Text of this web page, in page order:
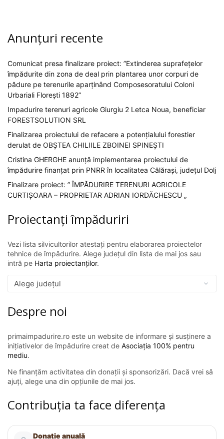
Anunțuri recente
Comunicat presa finalizare proiect: ”Extinderea suprafețelor
împădurite din zona de deal prin plantarea unor corpuri de
pădure pe terenurile aparținând Composesoratului Coloni
Urbariali Florești 1892”
Impadurire terenuri agricole Giurgiu 2 Letca Noua, beneficiar
FORESTSOLUTION SRL
Finalizarea proiectului de refacere a potențialului forestier
derulat de OBȘTEA CHILIILE ZBOINEI SPINEȘTI
Cristina GHERGHE anunță implementarea proiectului de
împădurire finanțat prin PNRR în localitatea Călărași, județul Dolj
Finalizare proiect: ” ÎMPĂDURIRE TERENURI AGRICOLE
CURTIȘOARA – PROPRIETAR ADRIAN IORDĂCHESCU „
Proiectanți împăduriri
Vezi lista silvicultorilor atestați pentru elaborarea proiectelor
tehnice de împădurire. Alege județul din lista de mai jos sau
intră pe Harta proiectanților.
Despre noi
primaimpadurire.ro este un website de informare și susținere a
inițiativelor de împădurire creat de Asociația 100% pentru
mediu.
Ne finanțăm activitatea din donații și sponsorizări. Dacă vrei să
ajuți, alege una din opțiunile de mai jos.
Contribuția ta face diferența
Donație anuală